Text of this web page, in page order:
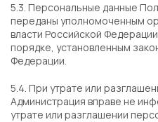
5.3. Персональные данные
переданы уполномоченным
власти Российской
порядке, установленным
Федерации.
5.4. При утрате или
Администрация вправе не
утрате или разглашении